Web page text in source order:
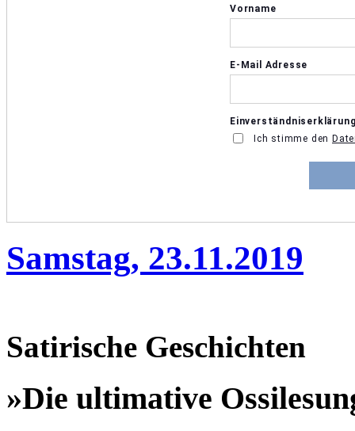
Samstag, 23.11.2019
Satirische Geschichten
»Die ultimative